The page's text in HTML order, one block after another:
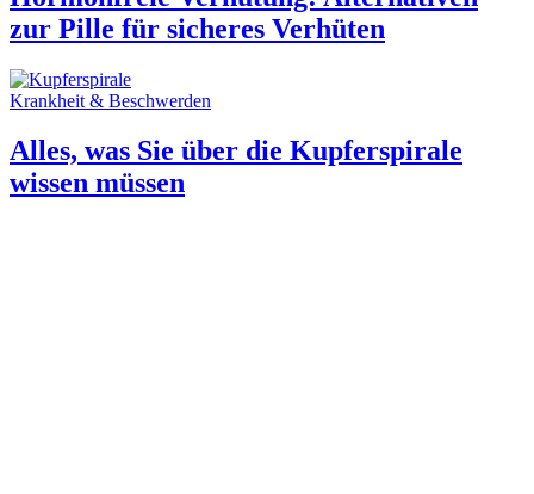
zur Pille für sicheres Verhüten
Krankheit & Beschwerden
Alles, was Sie über die Kupferspirale
wissen müssen